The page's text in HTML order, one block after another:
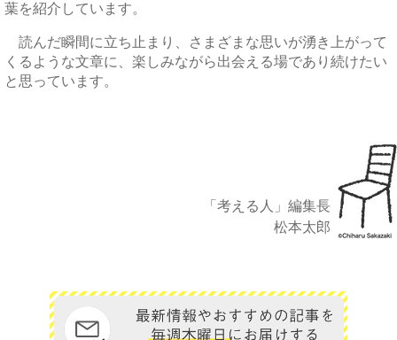
葉を紹介しています。
読んだ瞬間に立ち止まり、さまざまな思いが湧き上がって
くるような文章に、楽しみながら出会える場であり続けたい
と思っています。
「考える人」編集長
松本太郎